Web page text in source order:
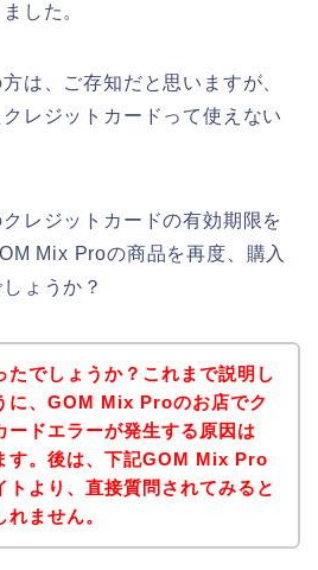
した。
は、ご存知だと思いますが、
レジットカードって使えない
レジットカードの有効期限を
Mix Proの商品を再度、購入
ょうか？
たでしょうか？これまで説明し
に、GOM Mix Proのお店でク
ードエラーが発生する原因は
す。後は、下記GOM Mix Pro
トより、直接質問されてみると
ません。